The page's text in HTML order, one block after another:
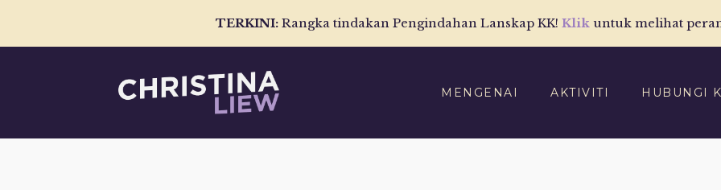
TERKINI:Rangka tindakan Pengindahan Lanskap KK! Klikuntuk melihat
MENGENAI AKTIVITI HUBUNGI